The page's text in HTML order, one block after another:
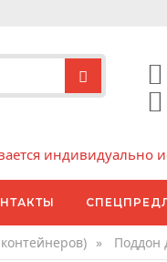
индивидуально
» Поддон